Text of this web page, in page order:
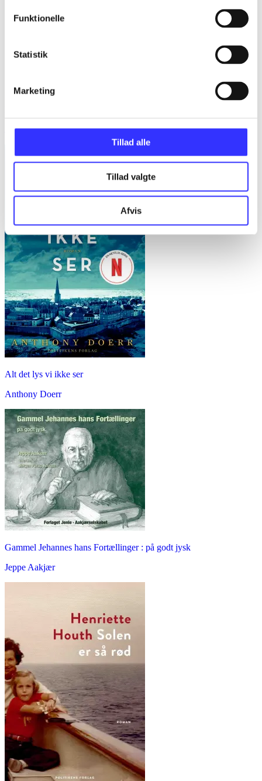
Funktionelle
Statistik
Marketing
Tillad alle
Tillad valgte
Afvis
Jakob Brodersen
Alt det lys vi ikke ser
Anthony Doerr
Gammel Jehannes hans Fortællinger : på godt jysk
Jeppe Aakjær